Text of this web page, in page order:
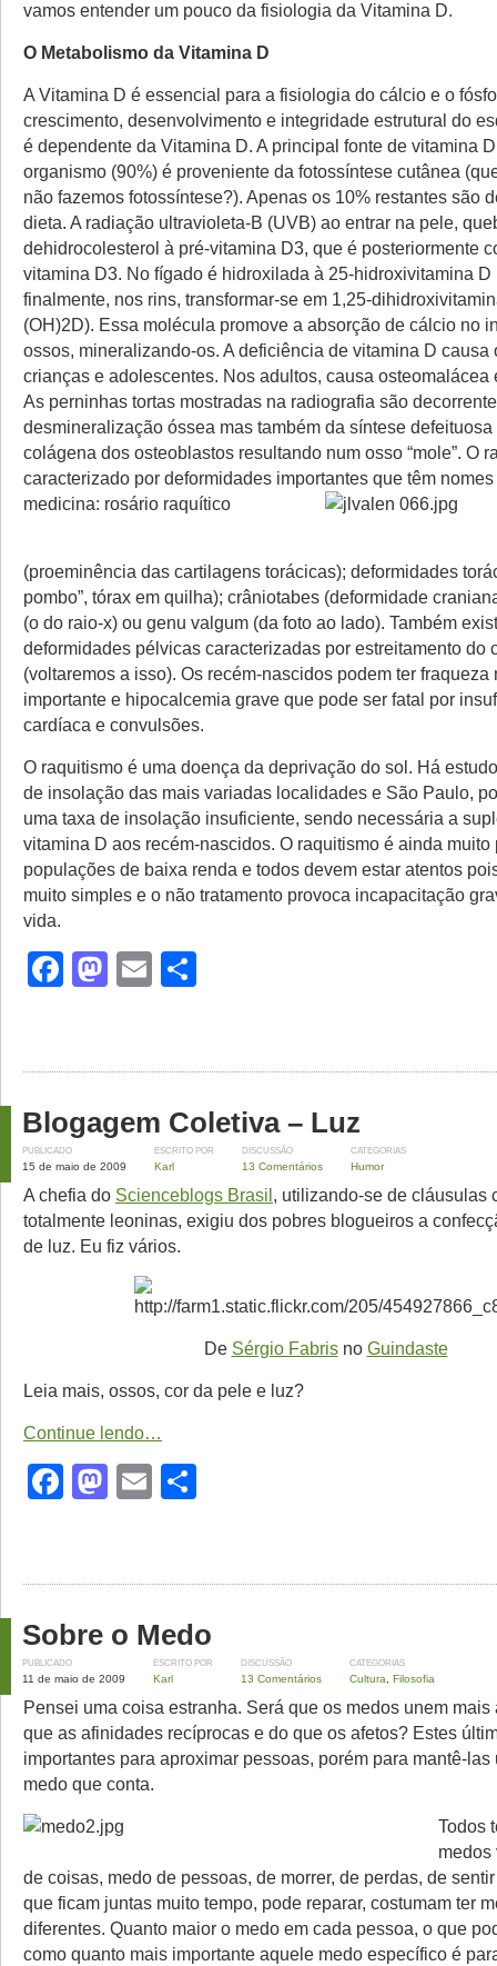
vamos entender um pouco da fisiologia da Vitamina D.
O Metabolismo da Vitamina D
A Vitamina D é essencial para a fisiologia do cálcio e o
crescimento, desenvolvimento e integridade estrutural do
é dependente da Vitamina D. A principal fonte de vitamina
organismo (90%) é proveniente da fotossíntese cutânea
não fazemos fotossíntese?). Apenas os 10% restantes são
dieta. A radiação ultravioleta-B (UVB) ao entrar na pele,
dehidrocolesterol à pré-vitamina D3, que é posteriormente
vitamina D3. No fígado é hidroxilada à 25-hidroxivitamina D
finalmente, nos rins, transformar-se em 1,25-
(OH)2D). Essa molécula promove a absorção de cálcio no
ossos, mineralizando-os. A deficiência de vitamina D causa
crianças e adolescentes. Nos adultos, causa osteomalácea
As perninhas tortas mostradas na radiografia são
desmineralização óssea mas também da síntese defeituosa
colágena dos osteoblastos resultando num osso “mole”. O
caracterizado por deformidades importantes que têm
medicina: rosário raquítico
(proeminência das cartilagens torácicas); deformidades
pombo”, tórax em quilha); crâniotabes (deformidade
(o do raio-x) ou genu valgum (da foto ao lado). Também
deformidades pélvicas caracterizadas por estreitamento do
(voltaremos a isso). Os recém-nascidos podem ter fraqueza
importante e hipocalcemia grave que pode ser fatal por
cardíaca e convulsões.
O raquitismo é uma doença da deprivação do sol. Há
de insolação das mais variadas localidades e São Paulo,
uma taxa de insolação insuficiente, sendo necessária a
vitamina D aos recém-nascidos. O raquitismo é ainda muito
populações de baixa renda e todos devem estar atentos
muito simples e o não tratamento provoca incapacitação
vida.
Facebook
Mastodon
Email
Blogagem Coletiva – Luz
PUBLICADO
15 de maio de 2009
ESCRITO POR
Karl
DISCUSSÃO
13 Comentários
CATEGORIAS
Humor
A chefia do Scienceblogs Brasil, utilizando-se de cláusulas
totalmente leoninas, exigiu dos pobres blogueiros a
de luz. Eu fiz vários.
De Sérgio Fabrisno Guindaste
Leia mais, ossos, cor da pele e luz?
Continue lendo…
Facebook
Mastodon
Email
Sobre o Medo
PUBLICADO
11 de maio de 2009
ESCRITO POR
Karl
DISCUSSÃO
13 Comentários
CATEGORIAS
Cultura, Filosofia
Pensei uma coisa estranha. Será que os medos unem mais
que as afinidades recíprocas e do que os afetos? Estes
importantes para aproximar pessoas, porém para mantê-las
medo que conta.
Todos
medos
de coisas, medo de pessoas, de morrer, de perdas, de
que ficam juntas muito tempo, pode reparar, costumam ter
diferentes. Quanto maior o medo em cada pessoa, o que
como quanto mais importante aquele medo específico é